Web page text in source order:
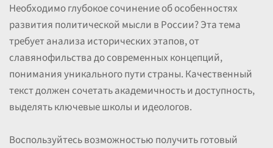
Необходимо глубокое сочинение об особенностях
развития политической мысли в России? Эта тема
требует анализа исторических этапов, от
славянофильства до современных концепций,
понимания уникального пути страны. Качественный
текст должен сочетать академичность и доступность,
выделять ключевые школы и идеологов.
Воспользуйтесь возможностью получить готовый